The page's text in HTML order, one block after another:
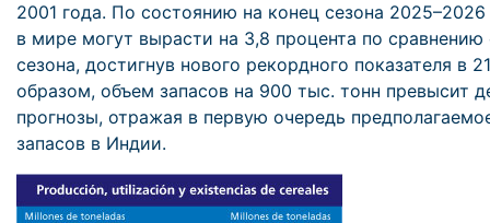
2001 года. По состоянию на конец сезона
в мире могут вырасти на 3,8 процента по сравнению
сезона, достигнув нового рекордного показателя в
образом, объем запасов на 900 тыс. тонн превысит
прогнозы, отражая в первую очередь
запасов в Индии.